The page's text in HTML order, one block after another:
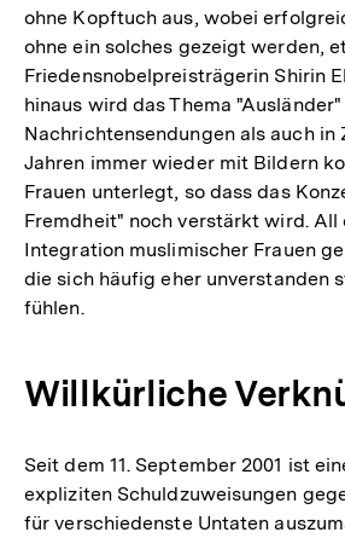
ohne Kopftuch aus, wobei
ohne ein solches gezeigt werden,
Friedensnobelpreisträgerin Shirin
hinaus wird das Thema
Nachrichtensendungen als auch in
Jahren immer wieder mit Bildern
Frauen unterlegt, so dass das
Fremdheit" noch verstärkt wird. All
Integration muslimischer Frauen
die sich häufig eher unverstanden
fühlen.
Willkürliche
Seit dem 11. September 2001 ist
expliziten Schuldzuweisungen
für verschiedenste Untaten